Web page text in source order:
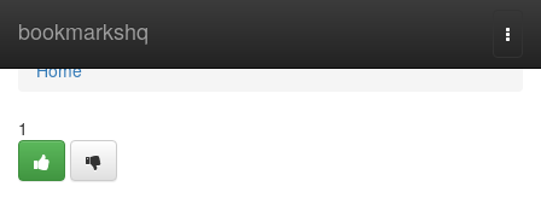
bookmarkshq
Home
Home
1